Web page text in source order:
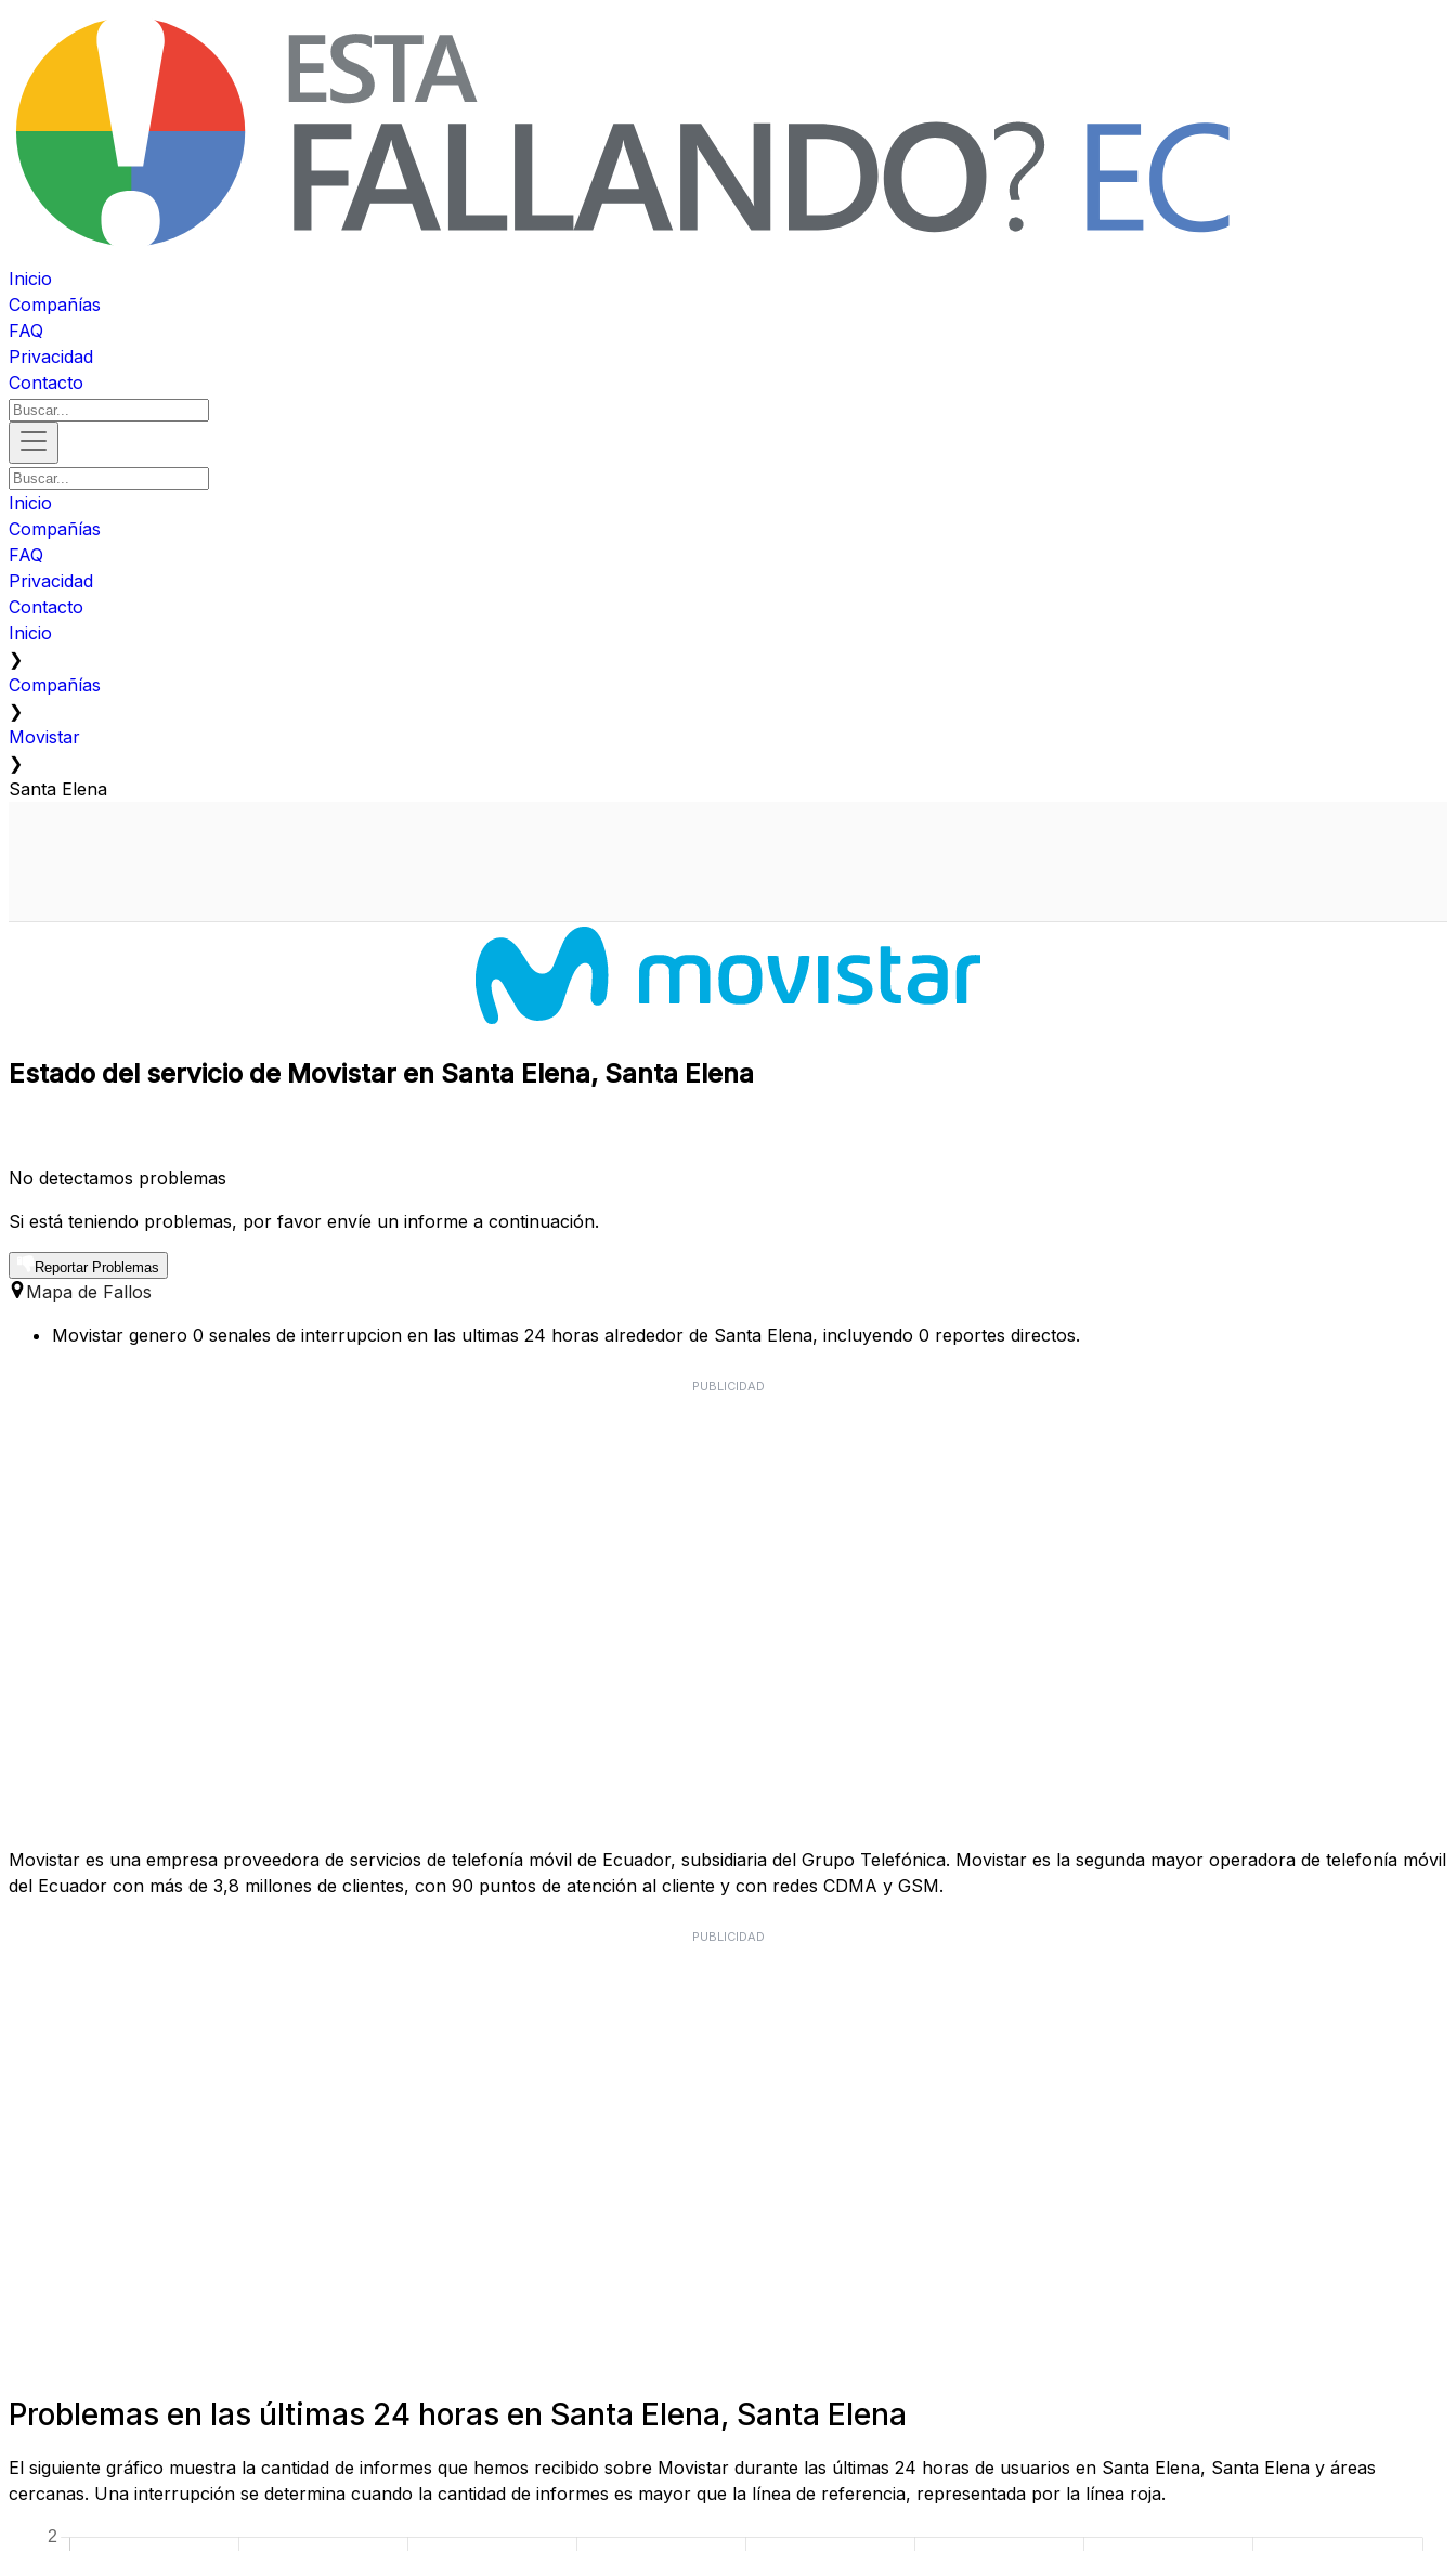
Inicio
Compañías
FAQ
Privacidad
Contacto
Inicio
Compañías
FAQ
Privacidad
Contacto
Inicio
❯
Compañías
❯
Movistar
❯
Santa Elena
Estado del servicio de Movistar en Santa Elena, Santa Elena
No detectamos problemas
Si está teniendo problemas, por favor envíe un informe a continuación.
Reportar Problemas
Mapa de Fallos
Movistar genero 0 senales de interrupcion en las ultimas 24 horas alrededor de Santa Elena, incluyendo 0 reportes directos.
PUBLICIDAD
Movistar es una empresa proveedora de servicios de telefonía móvil de Ecuador, subsidiaria del Grupo Telefónica. Movistar es la segunda mayor operadora de telefonía móvil
del Ecuador con más de 3,8 millones de clientes, con 90 puntos de atención al cliente y con redes CDMA y GSM.
PUBLICIDAD
Problemas en las últimas 24 horas en Santa Elena, Santa Elena
El siguiente gráfico muestra la cantidad de informes que hemos recibido sobre Movistar durante las últimas 24 horas de usuarios en Santa Elena, Santa Elena y áreas
cercanas. Una interrupción se determina cuando la cantidad de informes es mayor que la línea de referencia, representada por la línea roja.